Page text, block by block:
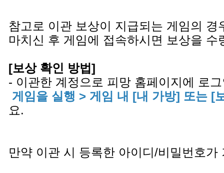
참고로 이관 보상이 지급되는 게임의 경
마치신 후 게임에 접속하시면 보상을 수
[보상 확인 방법]
- 이관한 계정으로 피망 홈페이지에 로
게임을 실행 > 게임 내 [내 가방] 또는 [
요.
만약 이관 시 등록한 아이디/비밀번호가